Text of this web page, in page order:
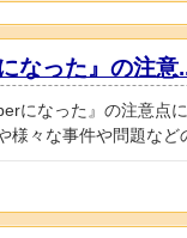
なった』の注意
になった』の注意点
々な事件や問題など